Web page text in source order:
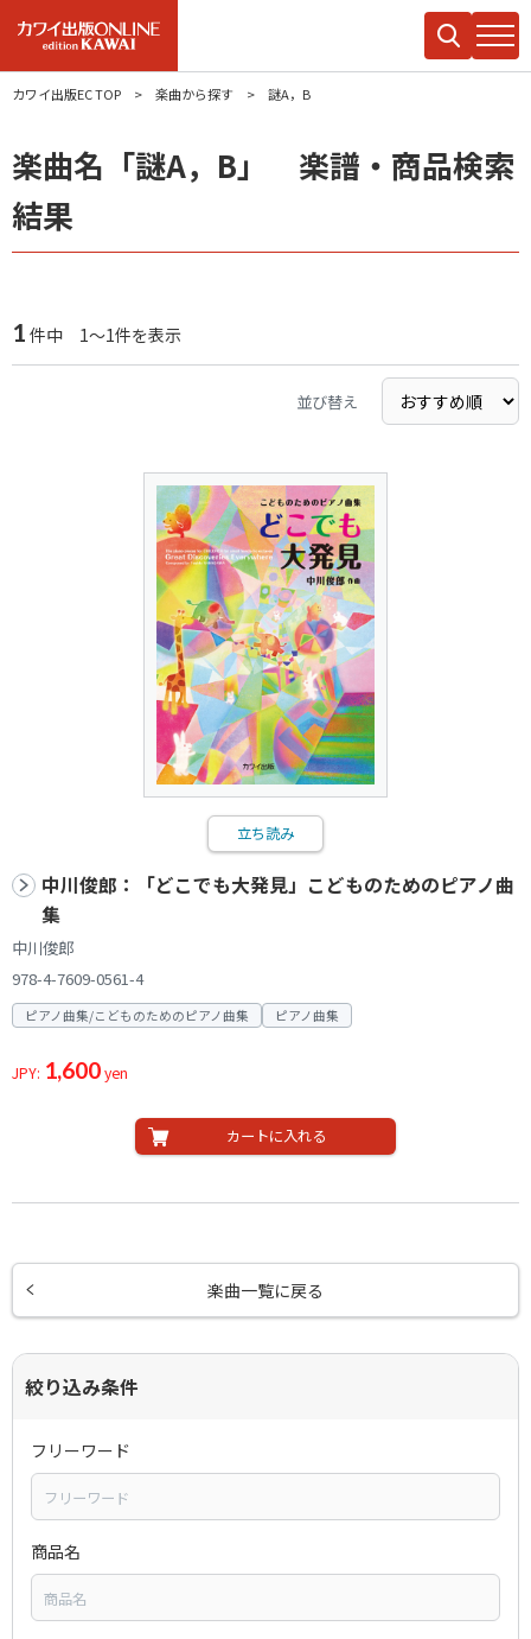
カワイ出版EC TOP 楽曲から探す 謎A，B
楽曲名「謎A，B」 楽譜・商品検索
結果
1 件中 1～1件を表示
並び替え
立ち読み
中川俊郎：「どこでも大発見」こどものためのピアノ曲
集
中川俊郎
978-4-7609-0561-4
ピアノ曲集/こどものためのピアノ曲集 ピアノ曲集
JPY: 1,600yen
カートに入れる
楽曲一覧に戻る
絞り込み条件
フリーワード
商品名